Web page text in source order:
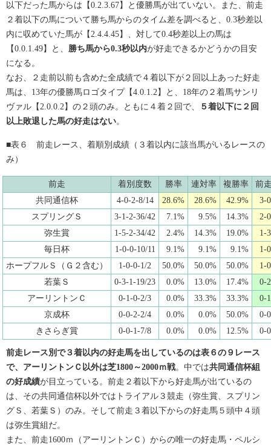
以下だった馬からは【0.2.3.67】と優勝馬が出ていない。また、前走
２着以下の馬について勝ち馬からのタイム差を調べると、0.3秒差以
内に収めていた馬が【2.4.4.45】、対して0.4秒差以上の馬は
【0.0.1.49】と、 勝ち馬から0.3秒以内が好走できるかどうかの目安
になる。
なお、２走前以前も含めた全成績で４着以下が２回以上あった好走
馬は、13年の優勝馬ロゴタイプ【4.0.1.2】と、18年の２着馬サンリ
ヴァル【2.0.0.2】の２頭のみ。ともに４着２回で、
５着以下に２回
以上敗退した馬の好走はない。
■表６ 前走レース、着順別成績（３着以内に該当馬がいるレースの
み）
前走 着別度数 勝率 連対率 複勝率
前
共同通信杯
4-0-2-8/14 28.6% 28.6% 42.9%
3-
スプリングＳ
3-1-2-36/42 7.1% 9.5% 14.3%
2-
弥生賞
1-5-2-34/42 2.4% 14.3% 19.0%
1-
毎日杯
1-0-0-10/11 9.1% 9.1% 9.1%
1-
ホープフルＳ（Ｇ２含む）
1-0-0-1/2 50.0% 50.0% 50.0%
1-
若葉Ｓ
0-3-1-19/23 0.0% 13.0% 17.4%
0-
アーリントンＣ
0-1-0-2/3 0.0% 33.3% 33.3%
0-
京成杯
0-0-2-2/4 0.0% 0.0% 50.0%
0-
きさらぎ賞
0-0-1-7/8 0.0% 0.0% 12.5% 0-
前走レース別で３着以内の好走馬を出しているのは表６の９レース
で、アーリントンＣ以外は芝1800～2000ｍ戦。中では共同通信杯組
の好成績が目立っている。前走２着以下から好走馬が出ているの
は、その共同通信杯以外ではトライアル３競走（弥生賞、スプリン
グＳ、若葉Ｓ）のみ。そして前走３着以下からの好走馬５頭中４頭
は弥生賞組だ。
また、前走1600ｍ（アーリントンＣ）からの唯一の好走馬・ペルシ